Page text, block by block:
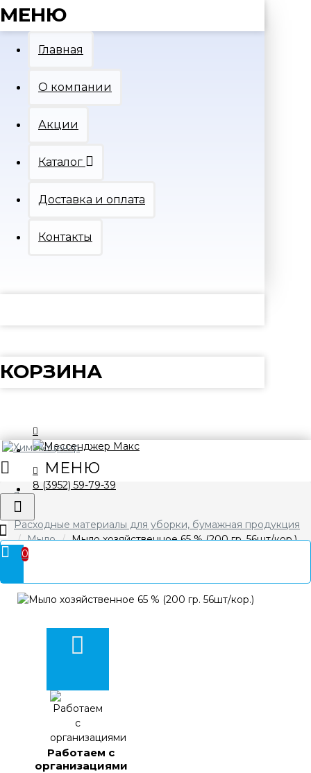
МЕНЮ
Главная
О компании
Акции
Каталог
Доставка и оплата
Контакты
КОРЗИНА
8 (3952) 59-79-39
0
Расходные материалы для уборки, бумажная продукция
Мыло
Мыло хозяйственное 65 % (200 гр. 56шт/кор.)
Работаем с
организациями